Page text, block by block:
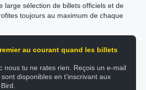
large sélection de billets officiels et de
toujours au maximum de chaque
au courant quand les billets
nous tu ne rates rien. Reçois un e-mail
disponibles en t’inscrivant aux